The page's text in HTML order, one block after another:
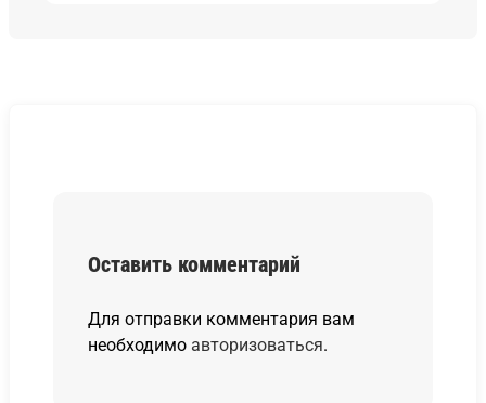
Оставить комментарий
Для отправки комментария вам
необходимо авторизоваться.